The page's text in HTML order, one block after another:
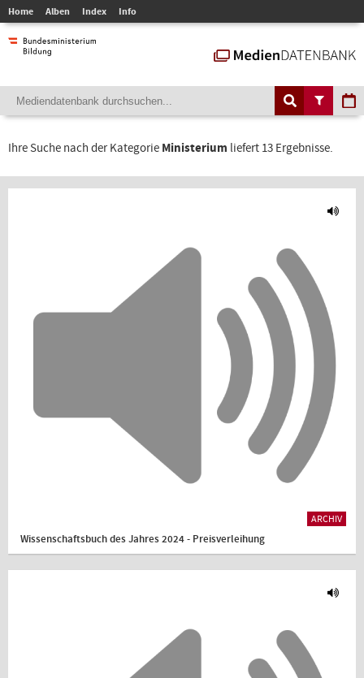
Home Alben Index Info
Ihre Suche nach der Kategorie Ministerium liefert 13 Ergebnisse.
ARCHIV
Wissenschaftsbuch des Jahres 2024 - Preisverleihung